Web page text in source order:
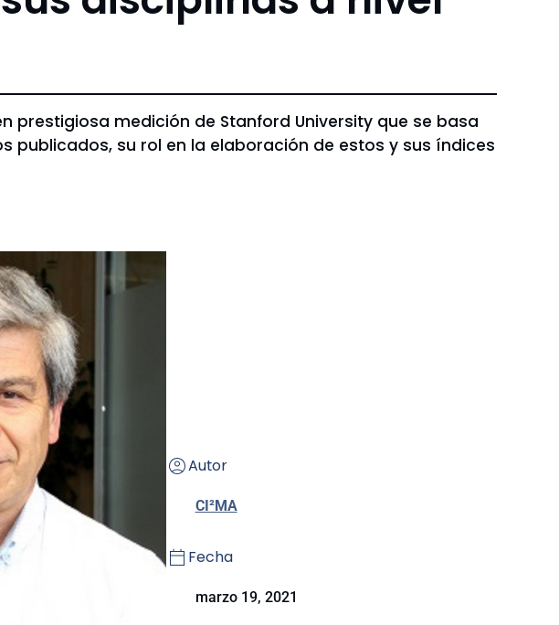
prestigiosa medición de Stanford University que se basa
publicados, su rol en la elaboración de estos y sus índices
Autor
CI²MA
Fecha
marzo 19, 2021